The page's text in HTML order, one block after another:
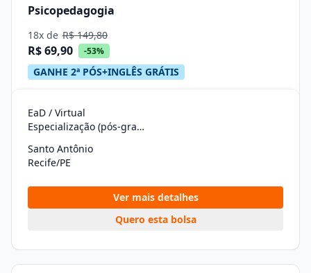
Psicopedagogia
18x de R$ 149,80
R$ 69,90 -53%
GANHE 2ª PÓS+INGLÊS GRÁTIS
EaD / Virtual
Especialização (pós-graduação)
Santo Antônio
Recife/PE
Ver mais detalhes
Quero esta bolsa